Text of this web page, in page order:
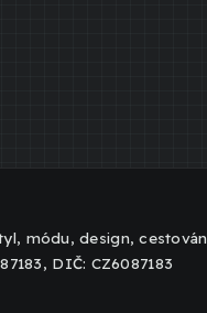
módu, design,
DIČ: CZ6087183